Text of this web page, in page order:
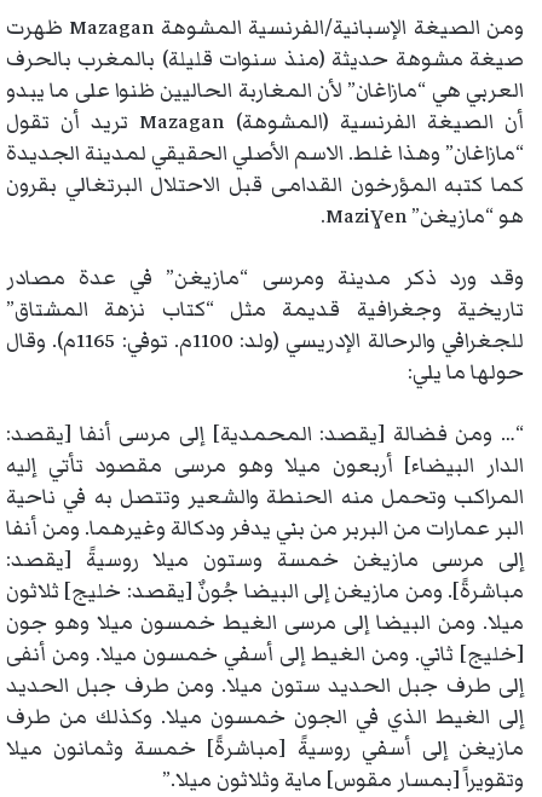
ومن الصيغة الإسبانية/الفرنسية المشوهة Mazagan ظهرت
صيغة مشوهة حديثة (منذ سنوات قليلة) بالمغرب بالحرف
العربي هي “مازاغان” لأن المغاربة الحاليين ظنوا على ما يبدو
أن الصيغة الفرنسية (المشوهة) Mazagan تريد أن تقول
“مازاغان” وهذا غلط. الاسم الأصلي الحقيقي لمدينة الجديدة
كما كتبه المؤرخون القدامى قبل الاحتلال البرتغالي بقرون
هو “مازيغن” Maziɣen.
وقد ورد ذكر مدينة ومرسى “مازيغن” في عدة مصادر
تاريخية وجغرافية قديمة مثل “كتاب نزهة المشتاق”
للجغرافي والرحالة الإدريسي (ولد: 1100م. توفي: 1165م). وقال
حولها ما يلي:
“… ومن فضالة [يقصد: المحمدية] إلى مرسى أنفا [يقصد:
الدار البيضاء] أربعون ميلا وهو مرسى مقصود تأتي إليه
المراكب وتحمل منه الحنطة والشعير وتتصل به في ناحية
البر عمارات من البربر من بني يدفر ودكالة وغيرهما. ومن أنفا
إلى مرسى مازيغن خمسة وستون ميلا روسيةً [يقصد:
مباشرةً]. ومن مازيغن إلى البيضا جُونٌ [يقصد: خليج] ثلاثون
ميلا. ومن البيضا إلى مرسى الغيط خمسون ميلا وهو جون
[خليج] ثاني. ومن الغيط إلى أسفي خمسون ميلا. ومن أنفى
إلى طرف جبل الحديد ستون ميلا. ومن طرف جبل الحديد
إلى الغيط الذي في الجون خمسون ميلا. وكذلك من طرف
مازيغن إلى أسفي روسيةً [مباشرةً] خمسة وثمانون ميلا
وتقويراً [بمسار مقوس] ماية وثلاثون ميلا.”